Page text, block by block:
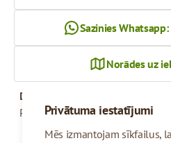
Privātuma iestatījumi
Mēs izmantojam sīkfailus,
Sazinies
Norādes uz
Darba Laiks
Pirmdiena - Piektdiena